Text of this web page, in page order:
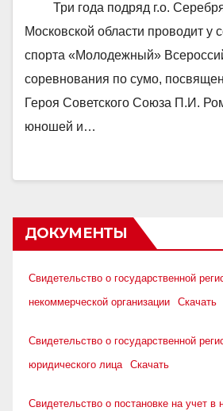
Три года подряд г.о.
Московской области проводит у
спорта «Молодежный»
соревнования по сумо,
Героя Советского Союза П.И.
юношей и…
ДОКУМЕНТЫ
Свидетельство о государственной
некоммерческой организации
Скачать
Свидетельство о государственной
юридического лица
Скачать
Свидетельство о постановке на учет в